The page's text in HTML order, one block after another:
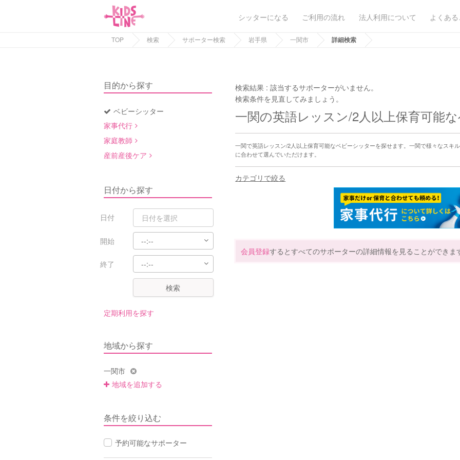
シッターになる ご利用の流れ 法人利用について よくあ
TOP 検索 サポーター検索 岩手県 一関市 詳細検索
目的から探す
ベビーシッター
家事代行
家庭教師
産前産後ケア
日付から探す
日付
開始
終了
検索
定期利用を探す
地域から探す
一関市
地域を追加する
条件を絞り込む
予約可能なサポーター
検索結果 :該当するサポーターがいません。
検索条件を見直してみましょう。
一関の英語レッスン/2人以上保育可能
一関で英語レッスン/2人以上保育可能なベビーシッターを探せます。一関で様々なスキ
に合わせて選んでいただけます。
カテゴリで絞る
会員登録するとすべてのサポーターの詳細情報を見ることができま